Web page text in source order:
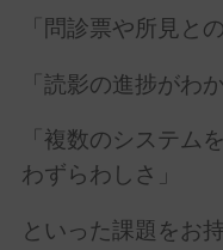
「問診票や所見と
「読影の進捗がわ
「複数のシステム
わずらわしさ」
といった課題をお